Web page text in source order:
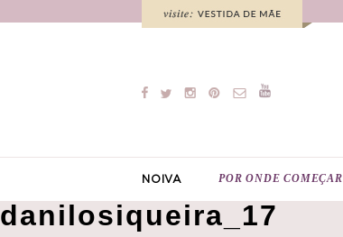
NOIVA POR ONDE COMEÇAR
danilosiqueira_17